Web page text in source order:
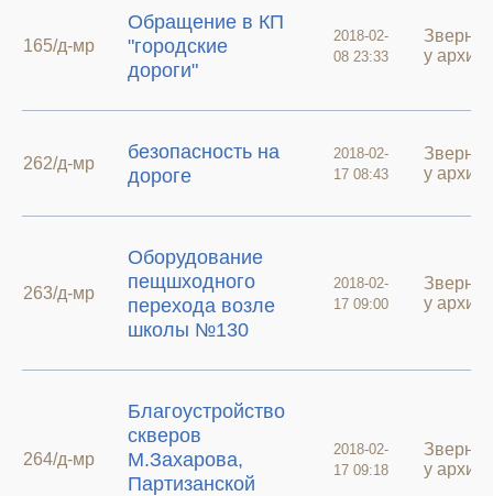
165/д-мр
Обращение в КП
"городские
дороги"
2018-02-
08 23:33
у архиві
262/д-мр
безопасность на
дороге
2018-02-
17 08:43
у архиві
263/д-мр
Оборудование
пещшходного
перехода возле
школы №130
2018-02-
17 09:00
у архиві
264/д-мр
Благоустройство
скверов
М.Захарова,
Партизанской
2018-02-
17 09:18
у архиві